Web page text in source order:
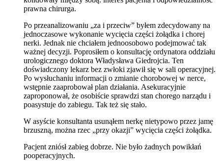
prawna chirurga.
Po przeanalizowaniu „za i przeciw” byłem zdecydowany na
jednoczasowe wykonanie wycięcia części żołądka i chorej
nerki. Jednak nie chciałem jednoosobowo podejmować tak
ważnej decyzji. Poprosiłem o konsultację ordynatora oddziału
urologicznego doktora Władysława Giedrojcia. Ten
doświadczony lekarz bez zwłoki zjawił się w sali operacyjnej.
Po wysłuchaniu informacji o zmianie chorobowej w nerce,
wstępnie zaaprobował plan działania. Asekuracyjnie
zaproponował, że osobiście sprawdzi stan chorego narządu i
poasystuje do zabiegu. Tak też się stało.
W asyście konsultanta usunąłem nerkę nietypowo przez jamę
brzuszną, można rzec „przy okazji” wycięcia części żołądka.
Pacjent zniósł zabieg dobrze. Nie było żadnych powikłań
pooperacyjnych.